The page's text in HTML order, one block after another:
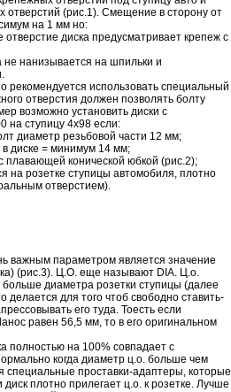
отверстий (рис.1). Смещение в сторону от
на 1 мм но:
отверстие диска предусматривает крепеж с
нанизывается на шпильки и
рекомендуется использовать специальный
отверстия должен позволять болту
возможно установить диски с
на ступицу 4х98 если:
диаметр резьбовой части 12 мм;
в диске = минимум 14 мм;
плавающей конической юбкой (рис.2);
на розетке ступицы автомобиля, плотно
отверстием).
2
важным параметром является значение
(рис.3). Ц.О. еще называют DIA. Ц.о.
больше диаметра розетки ступицы (далее
делается для того чтоб свободно ставить-
его туда. Тоесть если
равен 56,5 мм, то в его оригинальном
полностью на 100% совпадает с
когда диаметр ц.о. больше чем
специальные проставки-адаптеры, которые
плотно прилегает ц.о. к розетке. Лучше